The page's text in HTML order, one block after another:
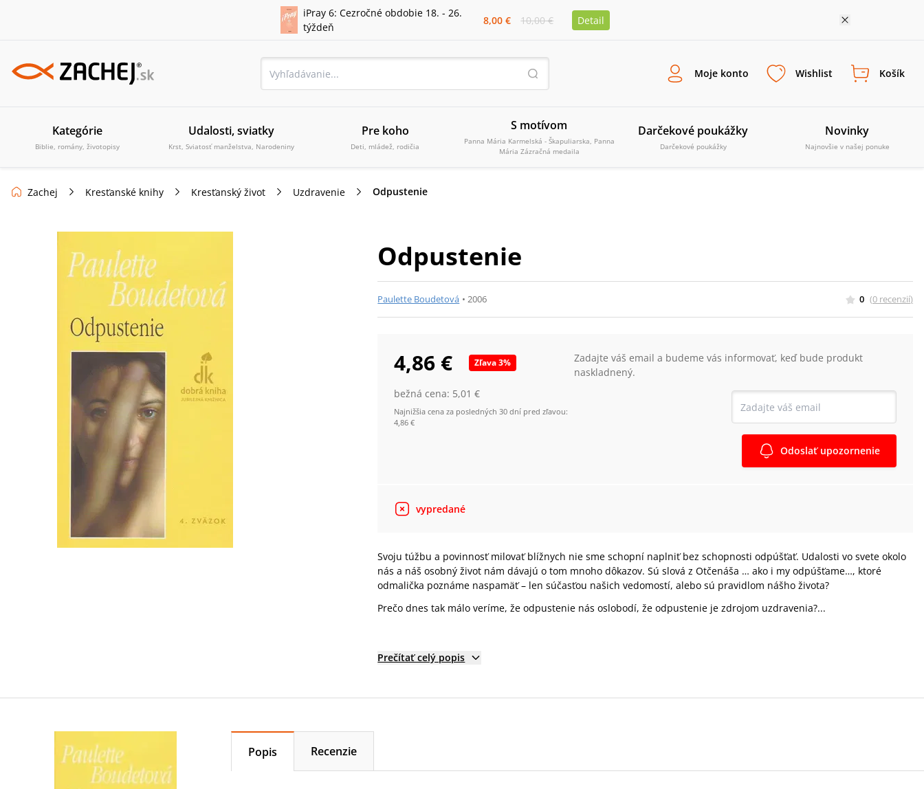
iPray 6: Cezročné obdobie 18. - 26.
týždeň
8,00 € 10,00 € Detail
Moje konto Wishlist Košík
Kategórie
Biblie, romány, životopisy
Udalosti, sviatky
Krst, Sviatosť manželstva, Narodeniny
Pre koho
Deti, mládež, rodičia
S motívom
Panna Mária Karmelská - Škapuliarska, Panna
Mária Zázračná medaila
Darčekové poukážky
Darčekové poukážky
Novinky
Najnovšie v našej ponuke
Zachej Kresťanské knihy Kresťanský život Uzdravenie Odpustenie
Odpustenie
Paulette Boudetová •2006 0 (0 recenzií)
4,86 € Zľava3%
bežná cena: 5,01 €
Najnižšia cena za posledných 30 dní pred zľavou:
4,86 €
Zadajte váš email a budeme vás informovať, keď bude produkt
naskladnený.
Odoslať upozornenie
vypredané
Svoju túžbu a povinnosť milovať blížnych nie sme schopní naplniť bez schopnosti odpúšťať. Udalosti vo svete okolo
nás a náš osobný život nám dávajú o tom mnoho dôkazov. Sú slová z Otčenáša … ako i my odpúšťame…, ktoré
odmalička poznáme naspamäť – len súčasťou našich vedomostí, alebo sú pravidlom nášho života?
Prečo dnes tak málo veríme, že odpustenie nás oslobodí, že odpustenie je zdrojom uzdravenia?...
Prečítať celý popis
Popis Recenzie